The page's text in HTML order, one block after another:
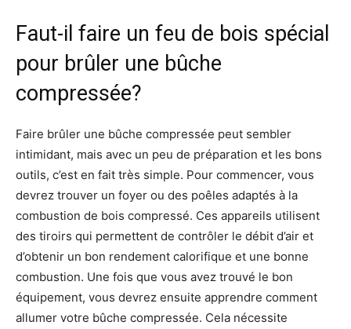
Faut-il faire un feu de bois spécial
pour brûler une bûche
compressée?
Faire brûler une bûche compressée peut sembler
intimidant, mais avec un peu de préparation et les bons
outils, c’est en fait très simple. Pour commencer, vous
devrez trouver un foyer ou des poêles adaptés à la
combustion de bois compressé. Ces appareils utilisent
des tiroirs qui permettent de contrôler le débit d’air et
d’obtenir un bon rendement calorifique et une bonne
combustion. Une fois que vous avez trouvé le bon
équipement, vous devrez ensuite apprendre comment
allumer votre bûche compressée. Cela nécessite